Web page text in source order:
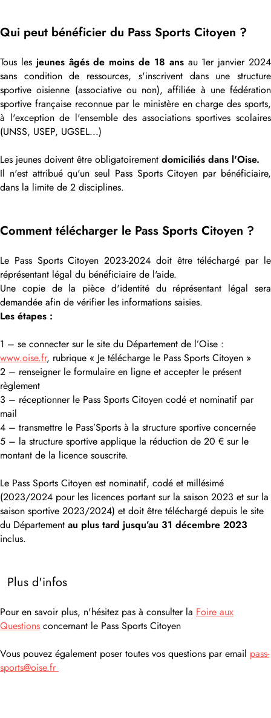
Qui peut bénéficier du Pass Sports Citoyen ?
Tous les jeunes âgés de moins de 18 ansau 1er janvier 2024
sans condition de ressources, s'inscrivent dans une structure
sportive oisienne (associative ou non), affiliée à une fédération
sportive française reconnue par le ministère en charge des sports,
à l'exception de l'ensemble des associations sportives scolaires
(UNSS, USEP, UGSEL...)
Les jeunes doivent être obligatoirement domiciliés dans l'Oise.
Il n'est attribué qu'un seul Pass Sports Citoyen par bénéficiaire,
dans la limite de 2 disciplines.
Comment télécharger le Pass Sports Citoyen ?
Le Pass Sports Citoyen 2023-2024 doit être téléchargé par le
réprésentant légal du bénéficiaire de l'aide.
Une copie de la pièce d'identité du réprésentant légal sera
demandée afin de vérifier les informations saisies.
Les étapes :
1 – se connecter sur le site du Département de l’Oise :
www.oise.fr, rubrique « Je télécharge le Pass Sports Citoyen »
2 – renseigner le formulaire en ligne et accepter le présent
règlement
3 – réceptionner le Pass Sports Citoyen codé et nominatif par
mail
4 – transmettre le Pass’Sports à la structure sportive concernée
5 – la structure sportive applique la réduction de 20 € sur le
montant de la licence souscrite.
Le Pass Sports Citoyen est nominatif, codé et millésimé
(2023/2024 pour les licences portant sur la saison 2023 et sur la
saison sportive 2023/2024) et doit être téléchargé depuis le site
du Département au plus tard jusqu’au 31 décembre 2023
inclus.
Plus d'infos
Pour en savoir plus, n'hésitez pas à consulter la Foire aux
Questions concernant le Pass Sports Citoyen
Vous pouvez également poser toutes vos questions par email pass-
sports@oise.fr